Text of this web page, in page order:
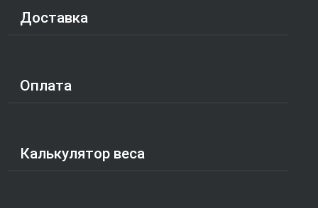
Доставка
Оплата
Калькулятор веса